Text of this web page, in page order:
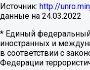
Источник: http://
данные на 24.03.2022
* Единый федеральный
иностранных и
в соответствии с
Федерации